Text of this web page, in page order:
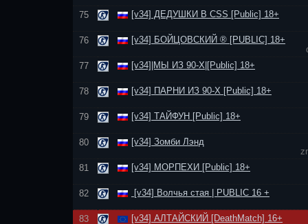
75 [v34] ДЕДУШКИ В CSS [Public] 18+
76
[v34] БОЙЦОВСКИЙ ® [PUBLIC] 18+
77
[v34]|МЫ ИЗ 90-Х|[Public] 18+
78 [v34] ПАРНИ ИЗ 90-Х [Public] 18+
79 [v34] ТАЙФУН [Public] 18+
80
[v34] Зомби Лэнд
81
[v34] МОРПЕХИ [Public] 18+
82 [v34] Волчья стая | PUBLIC 16 +
83 [v34] АЛТАЙСКИЙ [DeathMatch] 16+